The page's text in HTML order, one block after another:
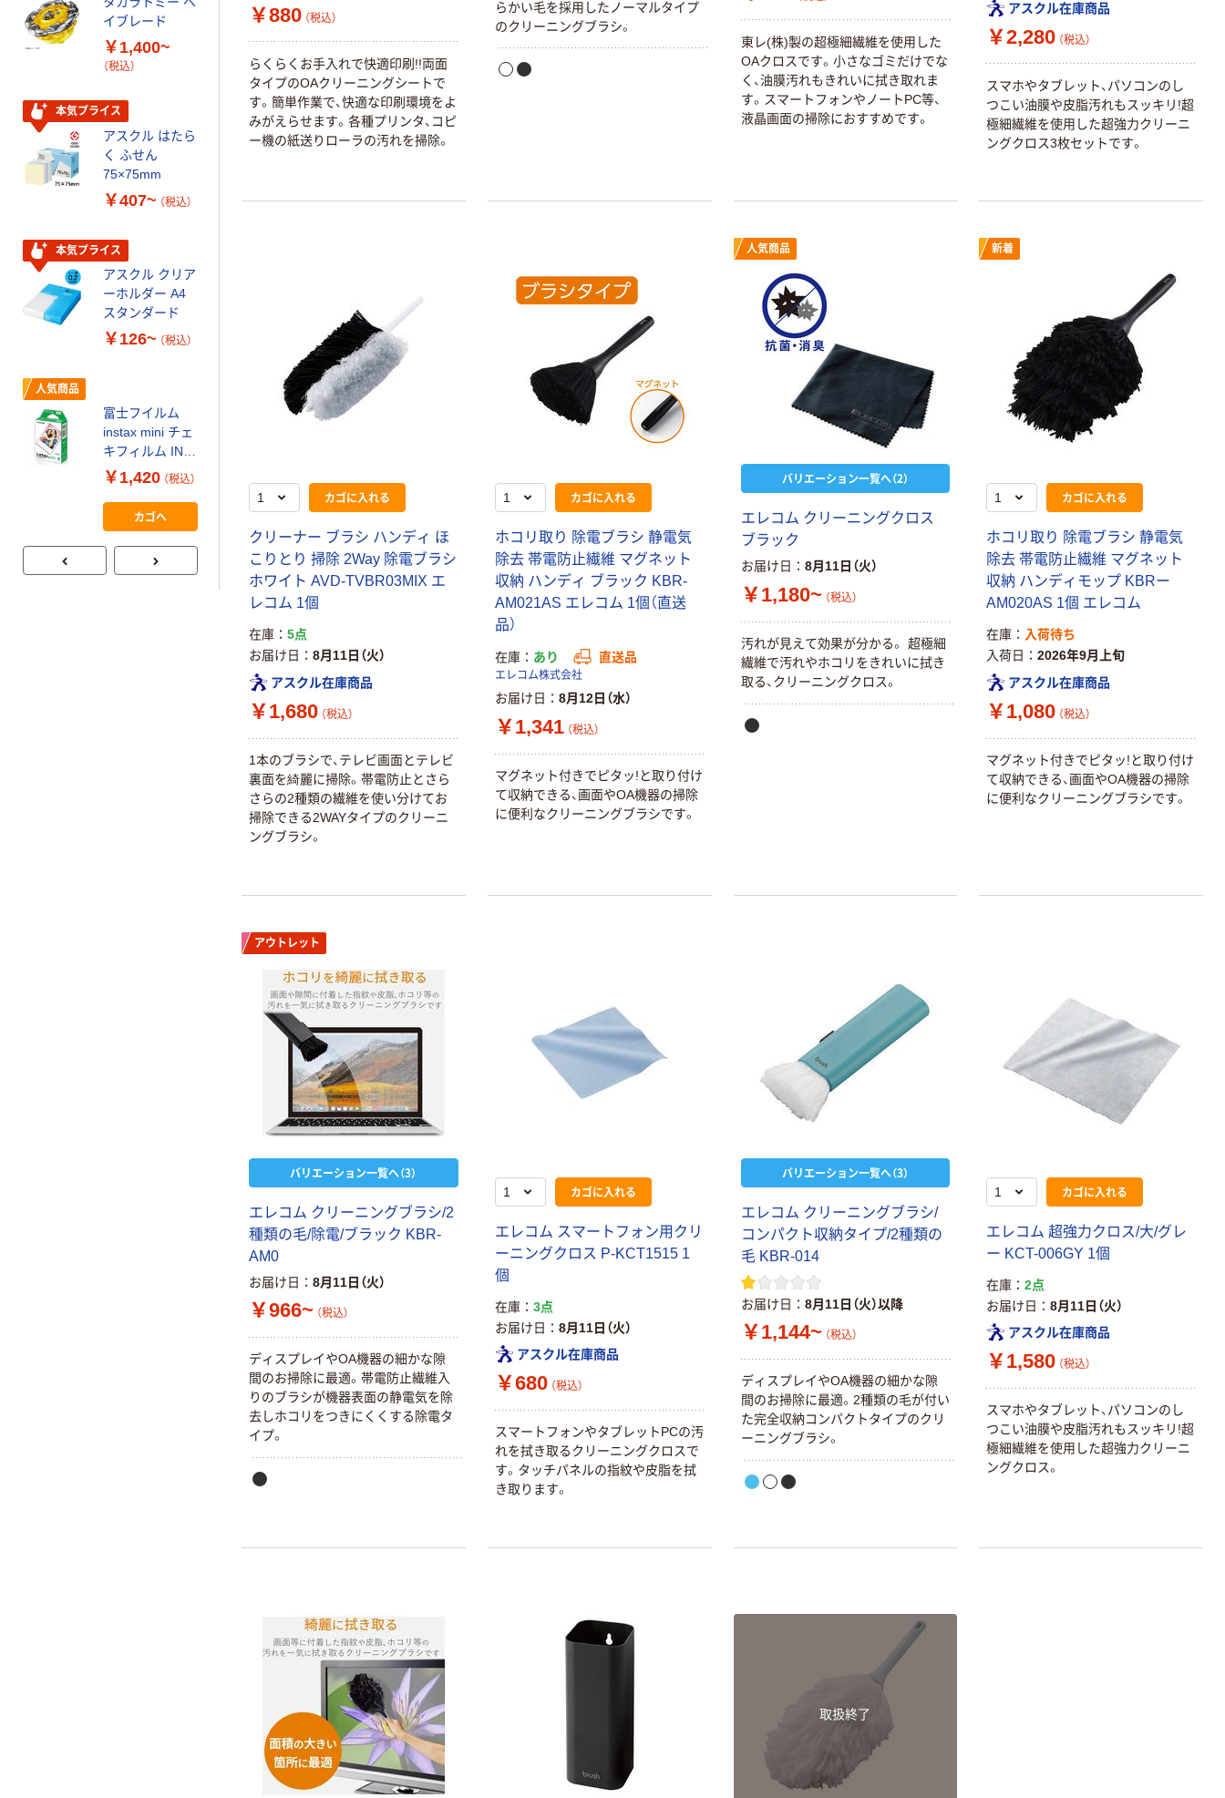
￥880 （税込）
らくらくお手入れで快適印刷!!両面
タイプのOAクリーニングシートで
す。簡単作業で、快適な印刷環境をよ
みがえらせます。各種プリンタ、コピ
ー機の紙送りローラの汚れを掃除。
らかい毛を採用したノーマルタイプ
のクリーニングブラシ。
東レ(株)製の超極細繊維を使用した
OAクロスです。小さなゴミだけでな
く、油膜汚れもきれいに拭き取れま
す。スマートフォンやノートPC等、
液晶画面の掃除におすすめです。
アスクル在庫商品
￥2,280 （税込）
スマホやタブレット、パソコンのし
つこい油膜や皮脂汚れもスッキリ!超
極細繊維を使用した超強力クリーニ
ングクロス3枚セットです。
カゴに入れる
クリーナー ブラシ ハンディ ほ
こりとり 掃除 2Way 除電ブラシ
ホワイト AVD-TVBR03MIX エ
レコム 1個
在庫
5点
お届け日
8月11日（火）
アスクル在庫商品
￥1,680 （税込）
1本のブラシで、テレビ画面とテレビ
裏面を綺麗に掃除。帯電防止とさら
さらの2種類の繊維を使い分けてお
掃除できる2WAYタイプのクリーニ
ングブラシ。
カゴに入れる
ホコリ取り 除電ブラシ 静電気
除去 帯電防止繊維 マグネット
収納 ハンディ ブラック KBR-
AM021AS エレコム 1個（直送
品）
在庫 あり 直送品
エレコム株式会社
お届け日 8月12日（水）
￥1,341 （税込）
マグネット付きでピタッ!と取り付け
て収納できる、画面やOA機器の掃除
に便利なクリーニングブラシです。
人気商品
バリエーション一覧へ（2）
エレコム クリーニングクロス
ブラック
お届け日 8月11日（火）
￥1,180~ （税込）
汚れが見えて効果が分かる。 超極細
繊維で汚れやホコリをきれいに拭き
取る、クリーニングクロス。
新着
カゴに入れる
ホコリ取り 除電ブラシ 静電気
除去 帯電防止繊維 マグネット
収納 ハンディモップ KBRー
AM020AS 1個 エレコム
在庫
入荷待ち
入荷日
2026年9月上旬
アスクル在庫商品
￥1,080 （税込）
マグネット付きでピタッ!と取り付け
て収納できる、画面やOA機器の掃除
に便利なクリーニングブラシです。
アウトレット
バリエーション一覧へ（3）
エレコム クリーニングブラシ/2
種類の毛/除電/ブラック KBR-
AM0
お届け日 8月11日（火）
￥966~ （税込）
ディスプレイやOA機器の細かな隙
間のお掃除に最適。帯電防止繊維入
りのブラシが機器表面の静電気を除
去しホコリをつきにくくする除電タ
イプ。
カゴに入れる
エレコム スマートフォン用クリ
ーニングクロス P-KCT1515 1
個
在庫
3点
お届け日
8月11日（火）
アスクル在庫商品
￥680 （税込）
スマートフォンやタブレットPCの汚
れを拭き取るクリーニングクロスで
す。タッチパネルの指紋や皮脂を拭
き取ります。
バリエーション一覧へ（3）
エレコム クリーニングブラシ/
コンパクト収納タイプ/2種類の
毛 KBR-014
お届け日 8月11日（火）以降
￥1,144~ （税込）
ディスプレイやOA機器の細かな隙
間のお掃除に最適。2種類の毛が付い
た完全収納コンパクトタイプのクリ
ーニングブラシ。
カゴに入れる
エレコム 超強力クロス/大/グレ
ー KCT-006GY 1個
在庫
2点
お届け日
8月11日（火）
アスクル在庫商品
￥1,580 （税込）
スマホやタブレット、パソコンのし
つこい油膜や皮脂汚れもスッキリ!超
極細繊維を使用した超強力クリーニ
ングクロス。
取扱終了
イブレード
￥1,400~
（税込）
本気プライス
アスクル はたら
く ふせん
75×75mm
￥407~ （税込）
本気プライス
アスクル クリア
ーホルダー A4
スタンダード
￥126~ （税込）
人気商品
富士フイルム
instax mini チェ
キフィルム INS
MINI JP1 1パッ
ク（10枚入り）
￥1,420 （税込）
カゴへ
オリジナル
電池 北欧パッ
ケージ アスク
ルオリジナル
￥140~ （税込）
本気プライス
コピー用紙 マ
ルチペーパー
スーパーエコノ
ミー+
￥149~ （税込）
本気プライス
カラ 厚さ
0.22mm 布テー
￥145~ （税込）
本気プライス
トイレットペー
パー ダブル60
ｍ 再生紙
アスクルオリジ
サイズ
100μ（ミクロン）
￥458~ （税込）
100％ 200枚
FSC認証 シング
企画 オリジナル
￥149~ （税込）
オリジナル
衛門 「お茶、どう
ぞ。」 緑茶
￥528~ （税込）
￥398~ （税込）
instax mini13
INS MINI 13
￥12,100~
本気プライス
エスワン（OS-1）
￥159~
ープ 大巻
￥124~
本気プライス
￥216~ （税込）
トイレシート
オリジナル
アスクル フラッ
トファイル エコ
ノミータイプ
A4タテ(コクヨ
製造）
￥115~
ム INSTAX MINI
￥1,580~
（税込）
本気プライス